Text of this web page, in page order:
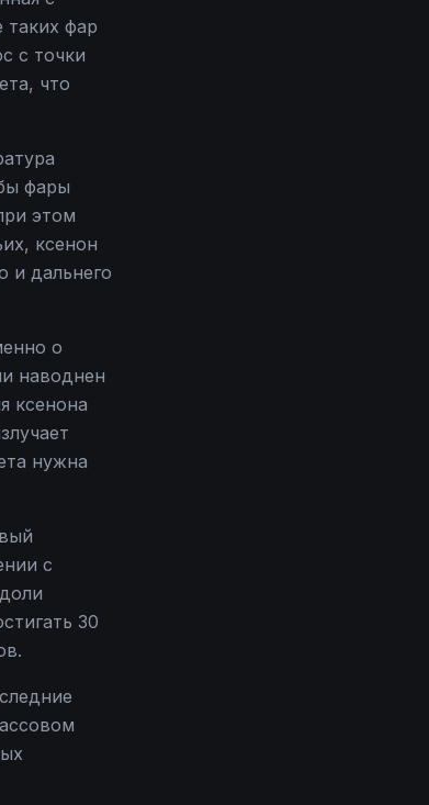
таких фар
с точки
что
фары
этом
ксенон
и дальнего
о
наводнен
ксенона
нужна
с
30